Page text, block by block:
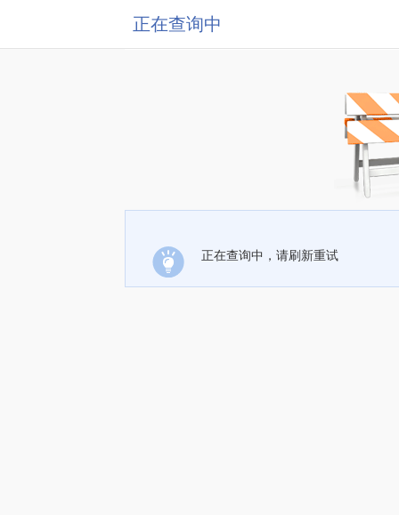
正在查询中
正在查询中，请刷新重试